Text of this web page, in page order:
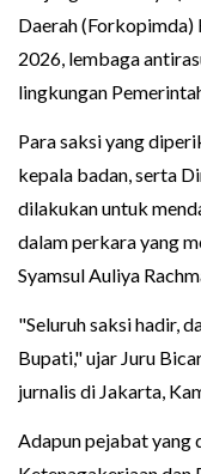
Daerah (Forkopimda)
2026, lembaga
lingkungan
Para saksi yang
kepala badan, serta
dilakukan untuk
dalam perkara yang
Syamsul Auliya
"Seluruh saksi hadir,
Bupati," ujar Juru
jurnalis di Jakarta,
Adapun pejabat yang